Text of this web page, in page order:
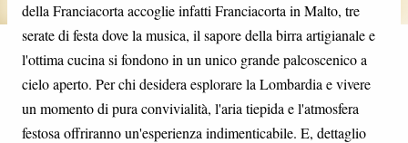
della Franciacorta accoglie infatti Franciacorta in Malto, tre
serate di festa dove la musica, il sapore della birra artigianale e
l'ottima cucina si fondono in un unico grande palcoscenico a
cielo aperto. Per chi desidera esplorare la Lombardia e vivere
un momento di pura convivialità, l'aria tiepida e l'atmosfera
festosa offriranno un'esperienza indimenticabile. E, dettaglio